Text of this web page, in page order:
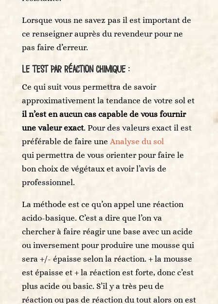
Lorsque vous ne savez pas il est important de
ce renseigner auprès du revendeur pour ne
pas faire d’erreur.
Le test par réaction chimique :
Ce qui suit vous permettra de savoir
approximativement la tendance de votre sol et
il n’est en aucun cas capable de vous fournir
une valeur exact. Pour des valeurs exact il est
préférable de faire une Analyse du sol
qui permettra de vous orienter pour faire le
bon choix de végétaux et avoir l’avis de
professionnel.
La méthode est ce qu’on appel une réaction
acido-basique. C’est a dire que l’on va
chercher à faire réagir une base avec un acide
ou inversement pour produire une mousse qui
sera +/- épaisse selon la réaction. + la mousse
est épaisse et + la réaction est forte, donc c’est
plus acide ou basic. S’il y a très peu de
réaction ou pas de réaction du tout alors on est